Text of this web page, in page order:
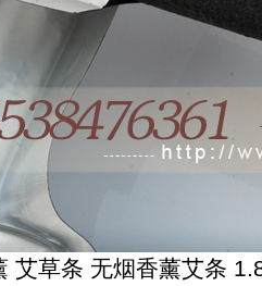
艾草条 无烟香薰艾条